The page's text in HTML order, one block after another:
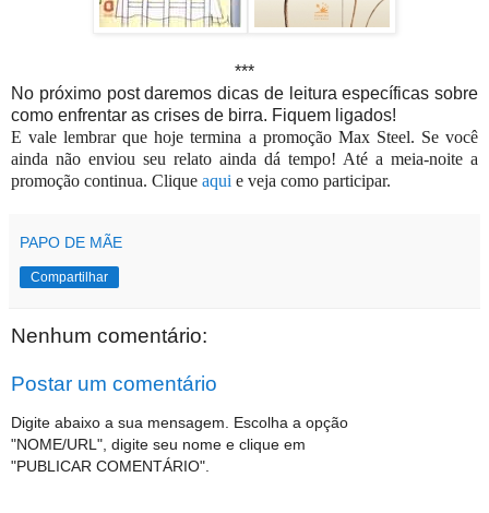
***
No próximo post daremos dicas de leitura específicas sobre
como enfrentar as crises de birra. Fiquem ligados!
E vale lembrar que hoje termina a promoção Max Steel. Se você
ainda não enviou seu relato ainda dá tempo! Até a meia-noite a
promoção continua. Clique aqui e veja como participar.
PAPO DE MÃE
Compartilhar
Nenhum comentário:
Postar um comentário
Digite abaixo a sua mensagem. Escolha a opção
"NOME/URL", digite seu nome e clique em
"PUBLICAR COMENTÁRIO".